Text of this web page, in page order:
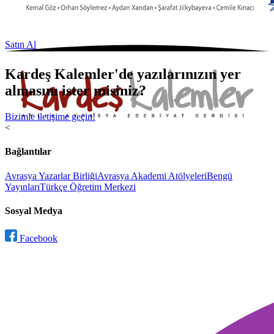
Satın Al
Kardeş Kalemler'de yazılarınızın yer
almasını ister misiniz?
Bizimle iletişime geçin!
<
Bağlantılar
Avrasya Yazarlar BirliğiAvrasya Akademi AtölyeleriBengü
YayınlarıTürkçe Öğretim Merkezi
Sosyal Medya
Facebook